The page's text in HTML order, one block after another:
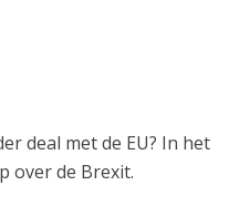
deal met de EU? In het
over de Brexit.